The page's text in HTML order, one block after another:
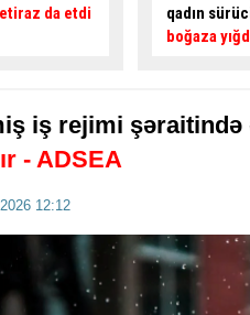
edən gənc
təhlükəli
iş rejimi şəraitində
- ADSEA
12:12